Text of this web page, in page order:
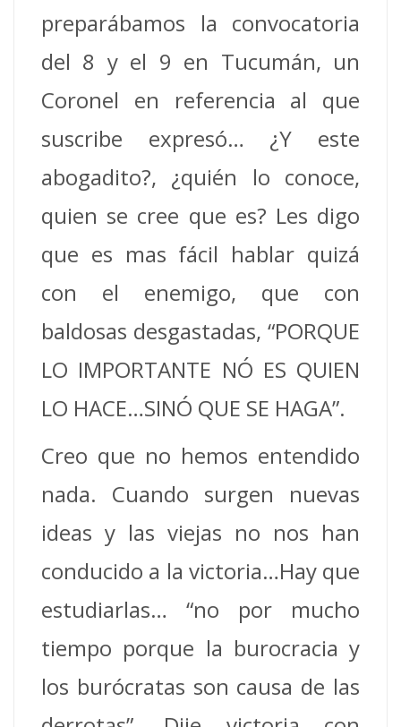
preparábamos la convocatoria
del 8 y el 9 en Tucumán, un
Coronel en referencia al que
suscribe expresó… ¿Y este
abogadito?, ¿quién lo conoce,
quien se cree que es? Les digo
que es mas fácil hablar quizá
con el enemigo, que con
baldosas desgastadas, “PORQUE
LO IMPORTANTE NÓ ES QUIEN
LO HACE…SINÓ QUE SE HAGA”.
Creo que no hemos entendido
nada. Cuando surgen nuevas
ideas y las viejas no nos han
conducido a la victoria…Hay que
estudiarlas… “no por mucho
tiempo porque la burocracia y
los burócratas son causa de las